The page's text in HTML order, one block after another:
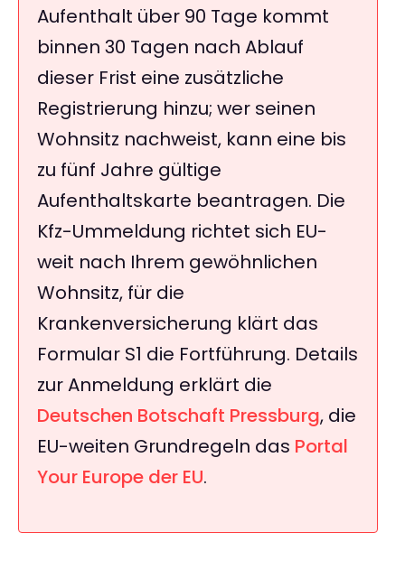
Aufenthalt über 90 Tage kommt
binnen 30 Tagen nach Ablauf
dieser Frist eine zusätzliche
Registrierung hinzu; wer seinen
Wohnsitz nachweist, kann eine bis
zu fünf Jahre gültige
Aufenthaltskarte beantragen. Die
Kfz-Ummeldung richtet sich EU-
weit nach Ihrem gewöhnlichen
Wohnsitz, für die
Krankenversicherung klärt das
Formular S1 die Fortführung. Details
zur Anmeldung erklärt die
Deutschen Botschaft Pressburg, die
EU-weiten Grundregeln das Portal
Your Europe der EU.